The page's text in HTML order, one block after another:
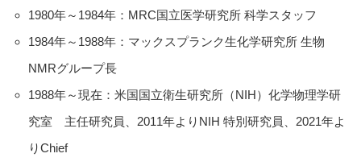
1980年～1984年：MRC国立医学研究所 科学スタッフ
1984年～1988年：マックスプランク生化学研究所 生物
NMRグループ長
1988年～現在：米国国立衛生研究所（NIH）化学物理学研
究室 主任研究員、2011年よりNIH 特別研究員、2021年よ
りChief